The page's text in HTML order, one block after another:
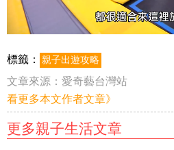
標籤： 親子出遊攻略
文章來源： 愛奇藝台灣站
看更多本文作者文章》
更多親子生活文章